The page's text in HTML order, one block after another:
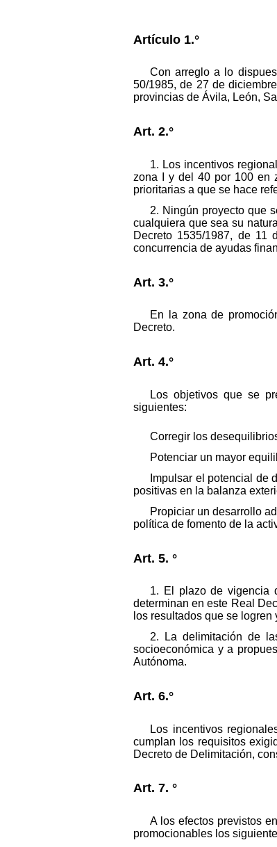
Artículo 1.°
Con arreglo a lo
50/1985, de 27 de
provincias de Ávila, León,
Art. 2.°
1. Los incentivos
zona I y del 40 por 100 en
prioritarias a que se hace
2. Ningún proyecto que
cualquiera que sea su
Decreto 1535/1987, de 11
concurrencia de ayudas
Art. 3.°
En la zona de
Decreto.
Art. 4.°
Los objetivos que se
siguientes:
Corregir los
Potenciar un mayor
Impulsar el potencial de
positivas en la balanza
Propiciar un desarrollo
política de fomento de la
Art. 5. °
1. El plazo de vigencia
determinan en este Real
los resultados que se
2. La delimitación de
socioeconómica y a
Autónoma.
Art. 6.°
Los incentivos
cumplan los requisitos
Decreto de Delimitación,
Art. 7. °
A los efectos previstos
promocionables los